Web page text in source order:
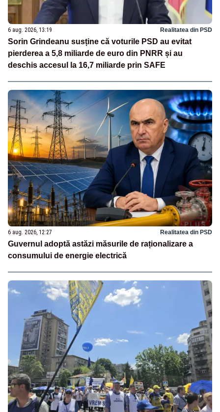
6 aug. 2026, 13:19 Realitatea din PSD
Sorin Grindeanu susține că voturile PSD au evitat
pierderea a 5,8 miliarde de euro din PNRR și au
deschis accesul la 16,7 miliarde prin SAFE
6 aug. 2026, 12:27 Realitatea din PSD
Guvernul adoptă astăzi măsurile de raționalizare a
consumului de energie electrică